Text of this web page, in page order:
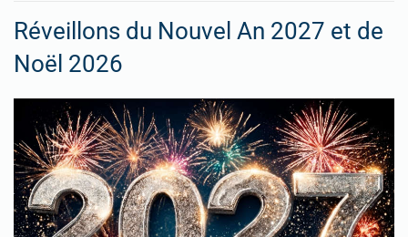
Réveillons du Nouvel An 2027 et de
Noël 2026